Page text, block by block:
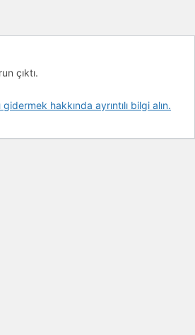
çıktı.
hakkında ayrıntılı bilgi alın.